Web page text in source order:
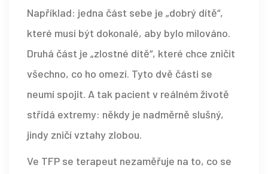
Například: jedna část sebe je „dobrý dítě“,
které musí být dokonalé, aby bylo milováno.
Druhá část je „zlostné dítě“, které chce zničit
všechno, co ho omezí. Tyto dvě části se
neumí spojit. A tak pacient v reálném životě
střídá extremy: někdy je nadměrně slušný,
jindy zničí vztahy zlobou.
Ve TFP se terapeut nezaměřuje na to, co se